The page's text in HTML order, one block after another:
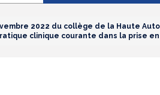
2022 du collège de la Haute
clinique courante dans la prise